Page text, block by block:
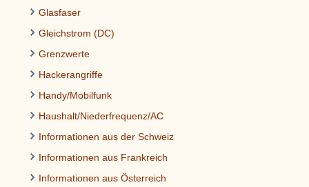
Glasfaser
Gleichstrom (DC)
Grenzwerte
Hackerangriffe
Handy/Mobilfunk
Haushalt/Niederfrequenz/AC
Informationen aus der Schweiz
Informationen aus Frankreich
Informationen aus Österreich